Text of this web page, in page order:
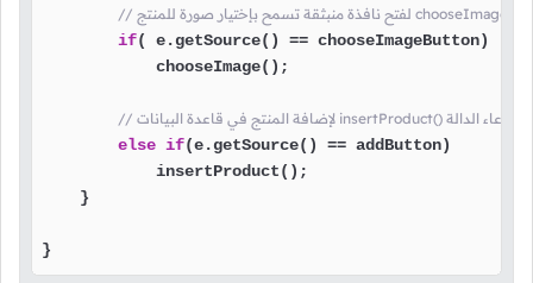
if( e.getSource() == chooseImageButton)
            chooseImage();
else if(e.getSource() == addButton)
            insertProduct();
    }
}